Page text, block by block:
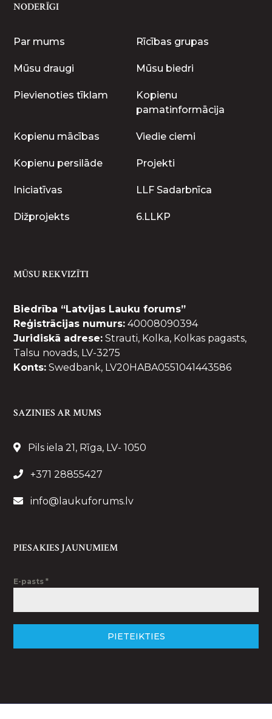
NODERĪGI
Par mums Rīcības grupas
Mūsu draugi Mūsu biedri
Pievienoties tīklam
Kopienu
pamatinformācija
Kopienu mācības Viedie ciemi
Kopienu persilāde Projekti
Iniciatīvas LLF Sadarbnīca
Dižprojekts 6.LLKP
MŪSU REKVIZĪTI
Biedrība “Latvijas Lauku forums”
Reģistrācijas numurs: 40008090394
Juridiskā adrese: Strauti, Kolka, Kolkas pagasts,
Talsu novads, LV-3275
Konts: Swedbank, LV20HABA0551041443586
SAZINIES AR MUMS
Pils iela 21, Rīga, LV- 1050
+371 28855427
info@laukuforums.lv
PIESAKIES JAUNUMIEM
E-pasts*
PIETEIKTIES